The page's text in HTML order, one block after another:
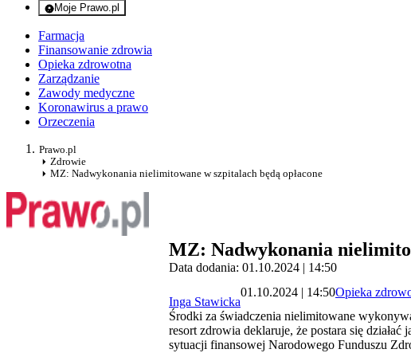
Moje Prawo.pl
- rejestracja i logowanie do serwisu
Farmacja
Finansowanie zdrowia
Opieka zdrowotna
Zarządzanie
Zawody medyczne
Koronawirus a prawo
Orzeczenia
Prawo.pl
Zdrowie
MZ: Nadwykonania nielimitowane w szpitalach będą opłacone
MZ: Nadwykonania
Data dodania: 01.10.2024 | 14:50
Inga Stawicka
01.10.2024 | 14:50Opieka
Środki za świadczenia nielimitowane
resort zdrowia deklaruje, że postara się
sytuacji finansowej Narodowego Funduszu